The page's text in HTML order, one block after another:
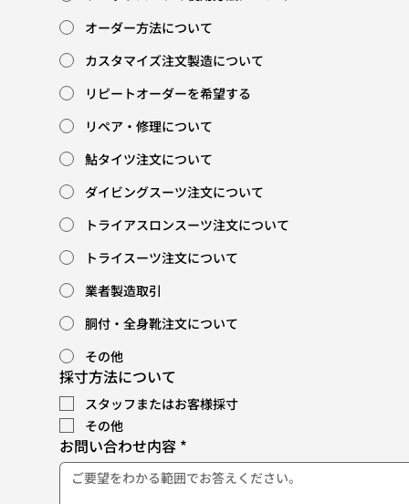
オーダー方法について
カスタマイズ注文製造について
リピートオーダーを希望する
リペア・修理について
鮎タイツ注文について
ダイビングスーツ注文について
トライアスロンスーツ注文について
トライスーツ注文について
業者製造取引
胴付・全身靴注文について
その他
採寸方法について
スタッフまたはお客様採寸
その他
お問い合わせ内容 *